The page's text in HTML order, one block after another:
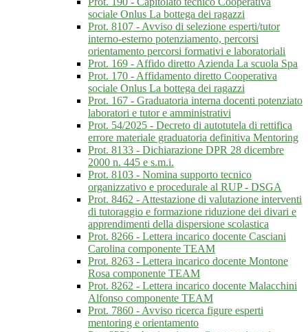
sociale Onlus La bottega dei ragazzi
Prot. 8107 - Avviso di selezione esperti/tutor
interno-esterno potenziamento, percorsi
orientamento percorsi formativi e laboratoriali
Prot. 169 - Affido diretto Azienda La scuola Spa
Prot. 170 - Affidamento diretto Cooperativa
sociale Onlus La bottega dei ragazzi
Prot. 167 - Graduatoria interna docenti potenziato
laboratori e tutor e amministrativi
Prot. 54/2025 - Decreto di autotutela di rettifica
errore materiale graduatoria definitiva Mentoring
Prot. 8133 - Dichiarazione DPR 28 dicembre
2000 n. 445 e s.m.i.
Prot. 8103 - Nomina supporto tecnico
organizzativo e procedurale al RUP - DSGA
Prot. 8462 - Attestazione di valutazione interventi
di tutoraggio e formazione riduzione dei divari e
apprendimenti della dispersione scolastica
Prot. 8266 - Lettera incarico docente Casciani
Carolina componente TEAM
Prot. 8263 - Lettera incarico docente Montone
Rosa componente TEAM
Prot. 8262 - Lettera incarico docente Malacchini
Alfonso componente TEAM
Prot. 7860 - Avviso ricerca figure esperti
mentoring e orientamento